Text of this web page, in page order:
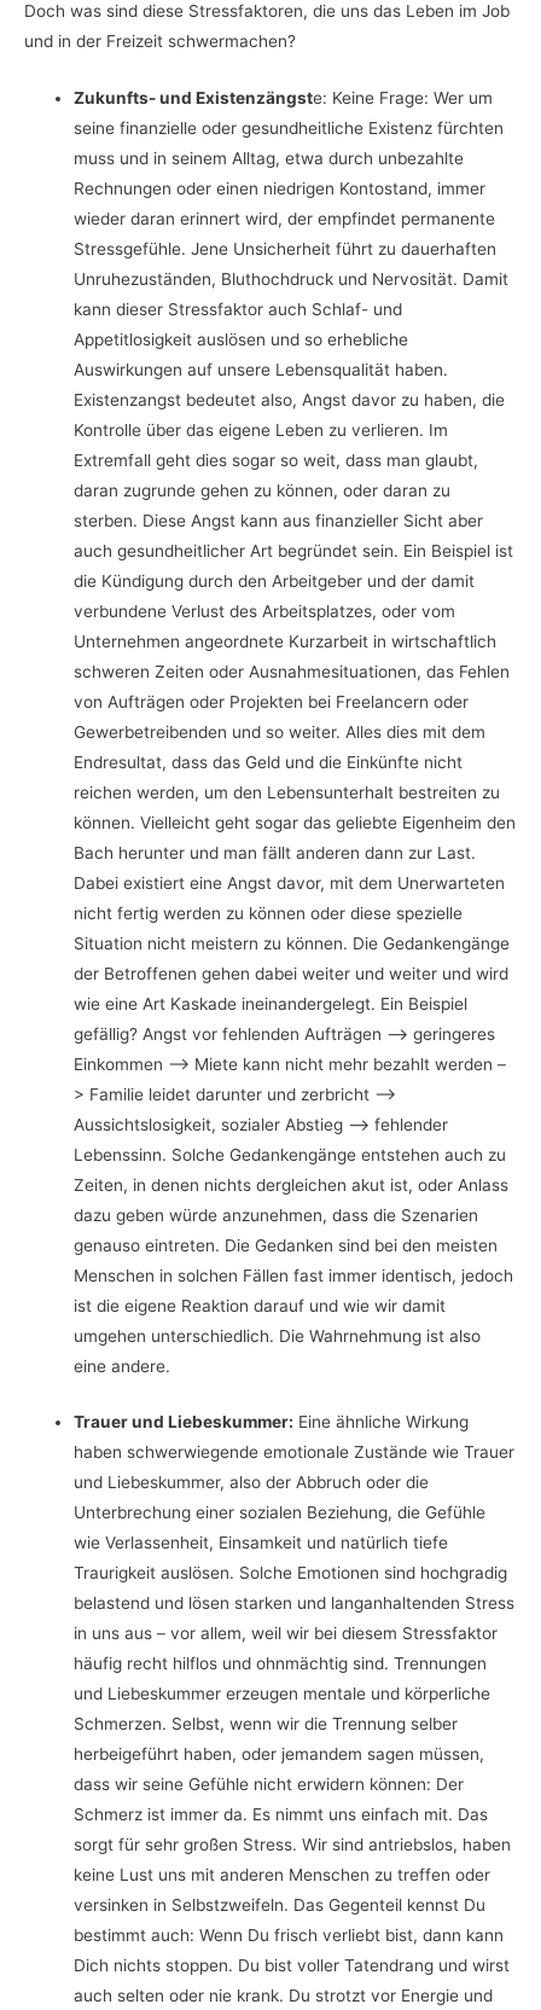
Doch was sind diese Stressfaktoren, die uns das Leben im Job
und in der Freizeit schwermachen?
Zukunfts- und Existenzängste: Keine Frage: Wer um
seine finanzielle oder gesundheitliche Existenz fürchten
muss und in seinem Alltag, etwa durch unbezahlte
Rechnungen oder einen niedrigen Kontostand, immer
wieder daran erinnert wird, der empfindet permanente
Stressgefühle. Jene Unsicherheit führt zu dauerhaften
Unruhezuständen, Bluthochdruck und Nervosität. Damit
kann dieser Stressfaktor auch Schlaf- und
Appetitlosigkeit auslösen und so erhebliche
Auswirkungen auf unsere Lebensqualität haben.
Existenzangst bedeutet also, Angst davor zu haben, die
Kontrolle über das eigene Leben zu verlieren. Im
Extremfall geht dies sogar so weit, dass man glaubt,
daran zugrunde gehen zu können, oder daran zu
sterben. Diese Angst kann aus finanzieller Sicht aber
auch gesundheitlicher Art begründet sein. Ein Beispiel ist
die Kündigung durch den Arbeitgeber und der damit
verbundene Verlust des Arbeitsplatzes, oder vom
Unternehmen angeordnete Kurzarbeit in wirtschaftlich
schweren Zeiten oder Ausnahmesituationen, das Fehlen
von Aufträgen oder Projekten bei Freelancern oder
Gewerbetreibenden und so weiter. Alles dies mit dem
Endresultat, dass das Geld und die Einkünfte nicht
reichen werden, um den Lebensunterhalt bestreiten zu
können. Vielleicht geht sogar das geliebte Eigenheim den
Bach herunter und man fällt anderen dann zur Last.
Dabei existiert eine Angst davor, mit dem Unerwarteten
nicht fertig werden zu können oder diese spezielle
Situation nicht meistern zu können. Die Gedankengänge
der Betroffenen gehen dabei weiter und weiter und wird
wie eine Art Kaskade ineinandergelegt. Ein Beispiel
gefällig? Angst vor fehlenden Aufträgen –> geringeres
Einkommen –> Miete kann nicht mehr bezahlt werden –
> Familie leidet darunter und zerbricht –>
Aussichtslosigkeit, sozialer Abstieg –> fehlender
Lebenssinn. Solche Gedankengänge entstehen auch zu
Zeiten, in denen nichts dergleichen akut ist, oder Anlass
dazu geben würde anzunehmen, dass die Szenarien
genauso eintreten. Die Gedanken sind bei den meisten
Menschen in solchen Fällen fast immer identisch, jedoch
ist die eigene Reaktion darauf und wie wir damit
umgehen unterschiedlich. Die Wahrnehmung ist also
eine andere.
Trauer und Liebeskummer: Eine ähnliche Wirkung
haben schwerwiegende emotionale Zustände wie Trauer
und Liebeskummer, also der Abbruch oder die
Unterbrechung einer sozialen Beziehung, die Gefühle
wie Verlassenheit, Einsamkeit und natürlich tiefe
Traurigkeit auslösen. Solche Emotionen sind hochgradig
belastend und lösen starken und langanhaltenden Stress
in uns aus – vor allem, weil wir bei diesem Stressfaktor
häufig recht hilflos und ohnmächtig sind. Trennungen
und Liebeskummer erzeugen mentale und körperliche
Schmerzen. Selbst, wenn wir die Trennung selber
herbeigeführt haben, oder jemandem sagen müssen,
dass wir seine Gefühle nicht erwidern können: Der
Schmerz ist immer da. Es nimmt uns einfach mit. Das
sorgt für sehr großen Stress. Wir sind antriebslos, haben
keine Lust uns mit anderen Menschen zu treffen oder
versinken in Selbstzweifeln. Das Gegenteil kennst Du
bestimmt auch: Wenn Du frisch verliebt bist, dann kann
Dich nichts stoppen. Du bist voller Tatendrang und wirst
auch selten oder nie krank. Du strotzt vor Energie und